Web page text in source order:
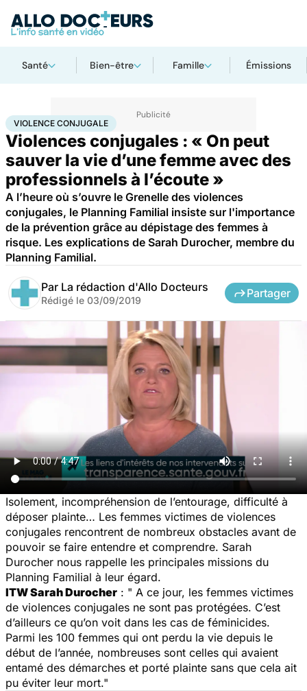
Santé Bien-être Famille Émissions
AccueilSantéViolence conjugale
VIOLENCE CONJUGALE
Violences conjugales : « On peut
sauver la vie d’une femme avec des
professionnels à l’écoute »
A l’heure où s’ouvre le Grenelle des violences
conjugales, le Planning Familial insiste sur l'importance
de la prévention grâce au dépistage des femmes à
risque. Les explications de Sarah Durocher, membre du
Planning Familial.
Par La rédaction d'Allo Docteurs
Rédigé le 03/09/2019
Partager
Isolement, incompréhension de l’entourage, difficulté à
déposer plainte… Les femmes victimes de violences
conjugales rencontrent de nombreux obstacles avant de
pouvoir se faire entendre et comprendre. Sarah
Durocher nous rappelle les principales missions du
Planning Familial à leur égard.
ITW Sarah Durocher : " A ce jour, les femmes victimes
de violences conjugales ne sont pas protégées. C’est
d’ailleurs ce qu’on voit dans les cas de féminicides.
Parmi les 100 femmes qui ont perdu la vie depuis le
début de l’année, nombreuses sont celles qui avaient
entamé des démarches et porté plainte sans que cela ait
pu éviter leur mort."